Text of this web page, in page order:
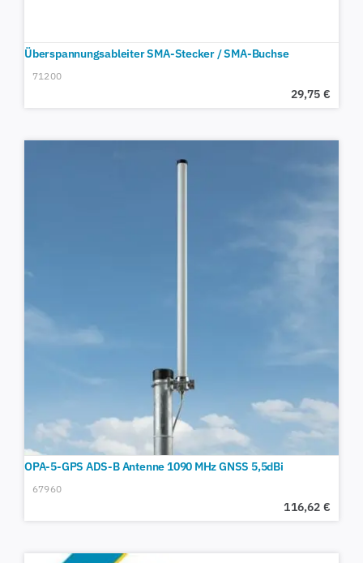
Überspannungsableiter SMA-Stecker / SMA-Buchse
71200
29,75 €
OPA-5-GPS ADS-B Antenne 1090 MHz GNSS 5,5dBi
67960
116,62 €